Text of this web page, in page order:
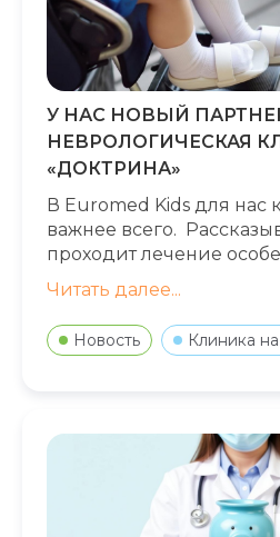
У НАС НОВЫЙ
НЕВРОЛОГИЧЕСКАЯ
«ДОКТРИНА»
В Euromed Kids для
важнее всего.
проходит лечение
Читать далее...
Новость Клиника